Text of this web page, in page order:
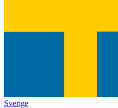
Sverige